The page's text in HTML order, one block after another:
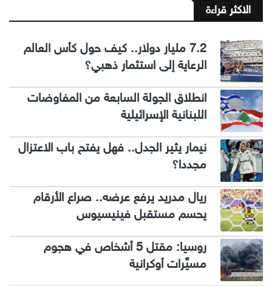
الاكثر قراءة
7.2 مليار دولار.. كيف حول كأس العالم
الرعاية إلى استثمار ذهبي؟
انطلاق الجولة السابعة من المفاوضات
اللبنانية الإسرائيلية
نيمار يثير الجدل.. فهل يفتح باب الاعتزال
مجددا؟
ريال مدريد يرفع عرضه.. صراع الأرقام
يحسم مستقبل فينيسيوس
روسيا: مقتل 5 أشخاص في هجوم
مسيَّرات أوكرانية